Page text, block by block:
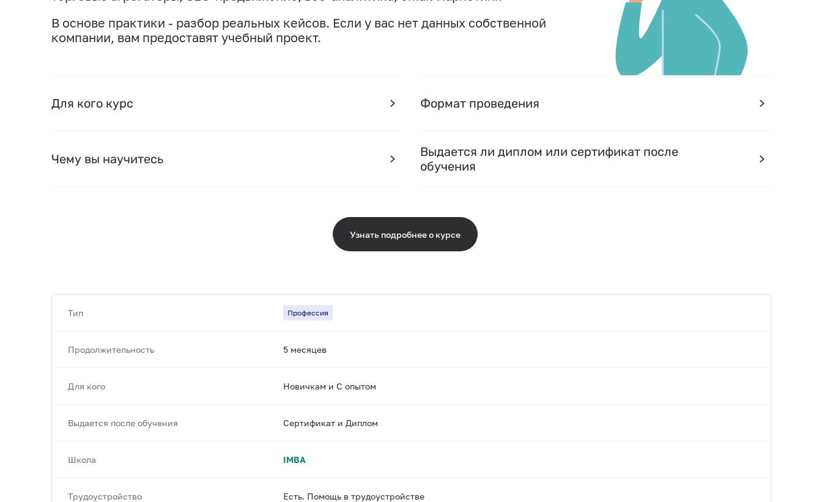
В основе практики - разбор реальных кейсов. Если у вас нет данных собственной
компании, вам предоставят учебный проект.
Для кого курс
Чему вы научитесь
Формат проведения
Выдается ли диплом или сертификат после
обучения
Узнать подробнее о курсе
Тип Профессия
Продолжительность 5 месяцев
Для кого Новичкам и С опытом
Выдается после обучения Сертификат и Диплом
Школа IMBA
Трудоустройство Есть. Помощь в трудоустройстве